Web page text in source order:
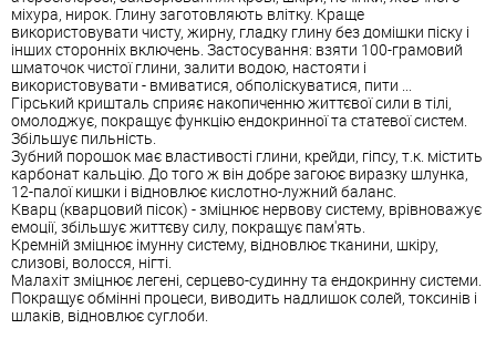
міхура, нирок. Глину заготовляють влітку. Краще
використовувати чисту, жирну, гладку глину без домішки піску і
інших сторонніх включень. Застосування: взяти 100-грамовий
шматочок чистої глини, залити водою, настояти і
використовувати - вмиватися, обполіскуватися, пити ...
Гірський кришталь сприяє накопиченню життєвої сили в тілі,
омолоджує, покращує функцію ендокринної та статевої систем.
Збільшує пильність.
Зубний порошок має властивості глини, крейди, гіпсу, т.к. містить
карбонат кальцію. До того ж він добре загоює виразку шлунка,
12-палої кишки і відновлює кислотно-лужний баланс.
Кварц (кварцовий пісок) - зміцнює нервову систему, врівноважує
емоції, збільшує життєву силу, покращує пам'ять.
Кремній зміцнює імунну систему, відновлює тканини, шкіру,
слизові, волосся, нігті.
Малахіт зміцнює легені, серцево-судинну та ендокринну системи.
Покращує обмінні процеси, виводить надлишок солей, токсинів і
шлаків, відновлює суглоби.